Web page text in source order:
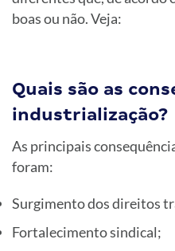
boas ou não. Veja:
Quais são as
industrialização?
As principais
foram:
Surgimento dos direitos
Fortalecimento sindical;